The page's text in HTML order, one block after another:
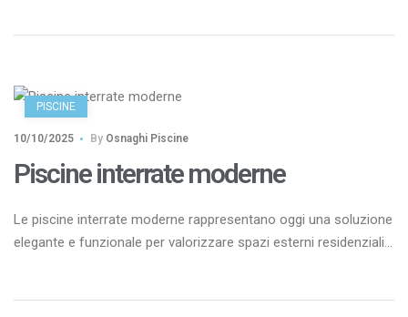
PISCINE
10/10/2025 By Osnaghi Piscine
Piscine interrate moderne
Le piscine interrate moderne rappresentano oggi una soluzione
elegante e funzionale per valorizzare spazi esterni residenziali